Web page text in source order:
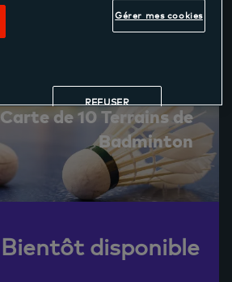
Carte de 10 Terrains de
Badminton
Bientôt disponible
Gérer mes cookies
REFUSER